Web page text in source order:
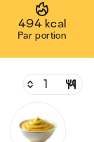
494 kcal
Par portion